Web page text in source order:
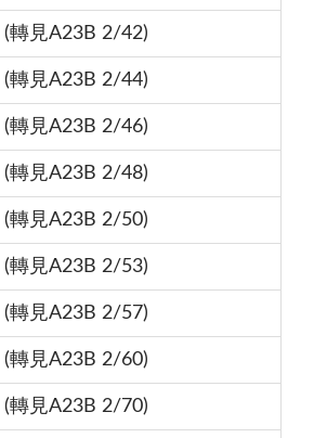
(轉見A23B 2/42)
(轉見A23B 2/44)
(轉見A23B 2/46)
(轉見A23B 2/48)
(轉見A23B 2/50)
(轉見A23B 2/53)
(轉見A23B 2/57)
(轉見A23B 2/60)
(轉見A23B 2/70)